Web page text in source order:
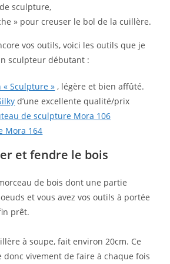
sculpture,
» pour creuser le bol de la cuillère.
vos outils, voici les outils que je
sculpteur débutant :
« Sculpture » , légère et bien affûté.
d’une excellente qualité/prix
de sculpture Mora 106
Mora 164
et fendre le bois
de bois dont une partie
et vous avez vos outils à portée
prêt.
à soupe, fait environ 20cm. Ce
donc vivement de faire à chaque fois